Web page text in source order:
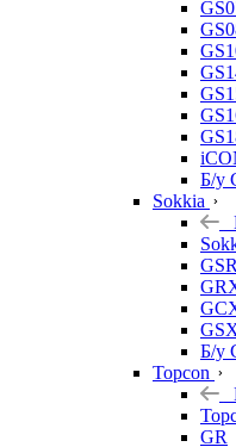
Б/у
Sokkia
GSR
Б/у
Topcon
GR